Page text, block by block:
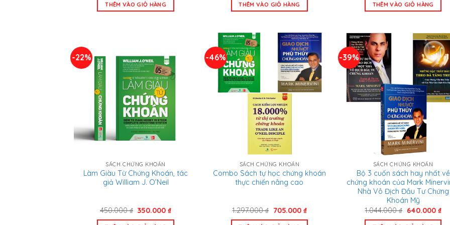
1.158.000 ₫.
THÊM VÀO GIỎ HÀNG 2.550.000 ₫.
THÊM VÀO GIỎ HÀNG 1.128.000 ₫.
THÊM VÀO GIỎ HÀNG
-22%
SÁCH CHỨNG KHOÁN
Làm Giàu Từ Chứng Khoán, tác
giả William J. O’Neil
450.000₫ Giá
350.000₫Giá
-46%
SÁCH CHỨNG KHOÁN
Combo Sách tự học chứng khoán
thực chiến nâng cao
1.297.000₫ Giá
705.000 ₫Giá
-39%
SÁCH CHỨNG KHOÁN
Bộ 3 cuốn sách hay nhất về
chứng khoán của Mark
Nhà Vô Địch Đầu Tư Chứng
Khoán Mỹ
1.044.000₫ Giá
640.000 ₫Giá